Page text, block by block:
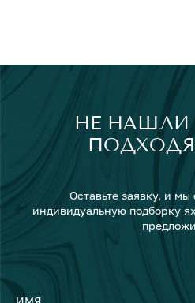
НЕ НАШЛИ
Оставьте заявку, и мы
индивидуальную подборку